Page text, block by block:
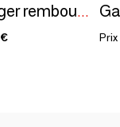
Chaise de salle à manger rembourrée en tissu